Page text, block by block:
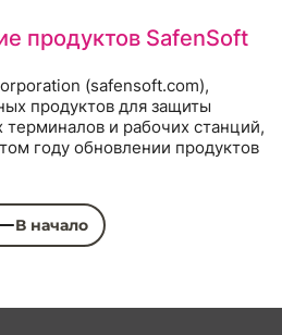
продуктов SafenSoft
(safensoft.com),
продуктов для защиты
и рабочих станций,
году обновлении продуктов
В начало